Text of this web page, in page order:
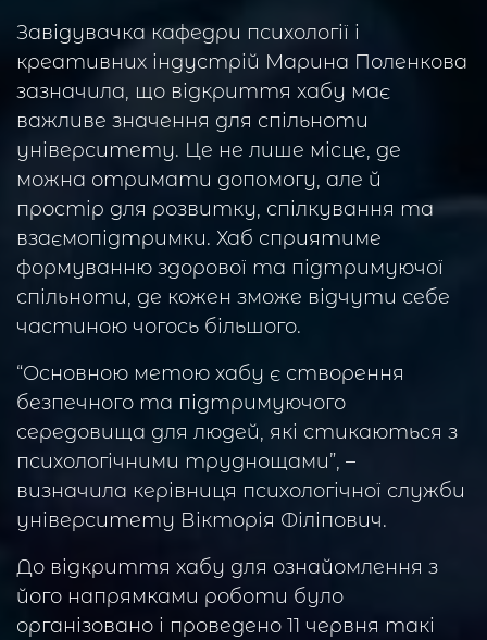
Завідувачка кафедри психології і
креативних індустрій Марина Поленкова
зазначила, що відкриття хабу має
важливе значення для спільноти
університету. Це не лише місце, де
можна отримати допомогу, але й
простір для розвитку, спілкування та
взаємопідтримки. Хаб сприятиме
формуванню здорової та підтримуючої
спільноти, де кожен зможе відчути себе
частиною чогось більшого.
“Основною метою хабу є створення
безпечного та підтримуючого
середовища для людей, які стикаються з
психологічними труднощами”, –
визначила керівниця психологічної служби
університету Вікторія Філіпович.
До відкриття хабу для ознайомлення з
його напрямками роботи було
організовано і проведено 11 червня такі